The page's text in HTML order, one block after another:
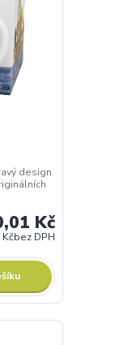
design
Kč
Kčbez DPH